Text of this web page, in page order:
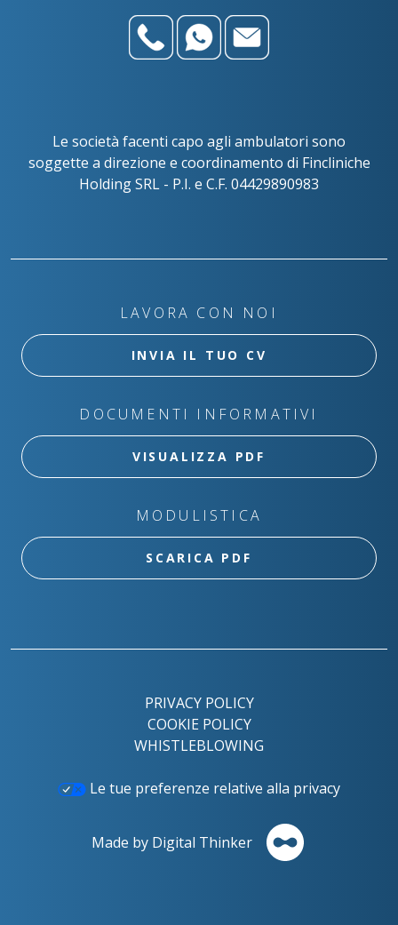
Le società facenti capo agli ambulatori sono
soggette a direzione e coordinamento di Fincliniche
Holding SRL - P.I. e C.F. 04429890983
LAVORA CON NOI
INVIA IL TUO CV
DOCUMENTI INFORMATIVI
VISUALIZZA PDF
MODULISTICA
SCARICA PDF
PRIVACY POLICY
COOKIE POLICY
WHISTLEBLOWING
Le tue preferenze relative alla privacy
Made by Digital Thinker